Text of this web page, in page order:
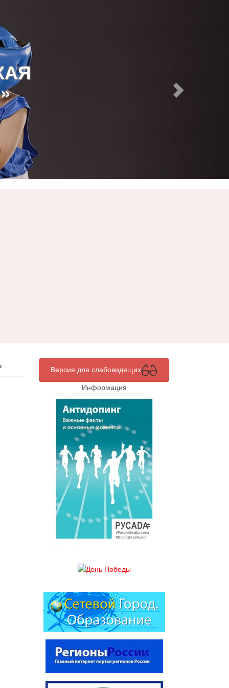
Версия для слабовидящих
Информация